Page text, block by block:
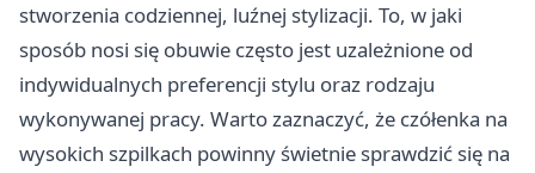
stworzenia codziennej, luźnej stylizacji. To, w jaki
sposób nosi się obuwie często jest uzależnione od
indywidualnych preferencji stylu oraz rodzaju
wykonywanej pracy. Warto zaznaczyć, że czółenka na
wysokich szpilkach powinny świetnie sprawdzić się na